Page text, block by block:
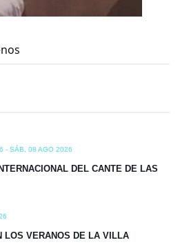
- SÁB, 08 AGO 2026
DEL CANTE DE LAS
LOS VERANOS DE LA VILLA